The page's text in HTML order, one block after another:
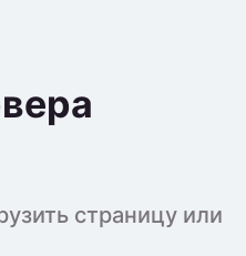
страницу или